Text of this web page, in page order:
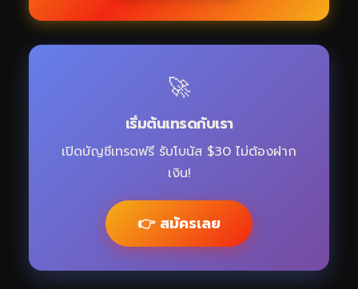
🚀
เริ่มต้นเทรดกับเรา
เปิดบัญชีเทรดฟรี รับโบนัส $30 ไม่ต้องฝาก
เงิน!
👉 สมัครเลย